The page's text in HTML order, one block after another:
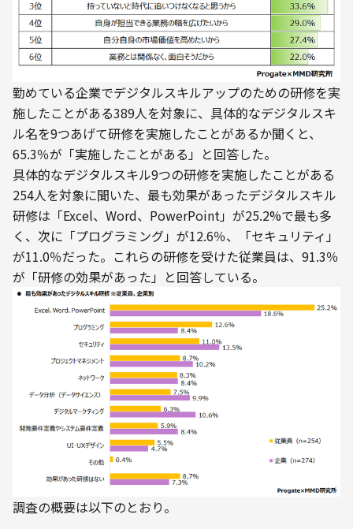
勤めている企業でデジタルスキルアップのための研修を実
施したことがある389人を対象に、具体的なデジタルスキ
ル名を9つあげて研修を実施したことがあるか聞くと、
65.3％が「実施したことがある」と回答した。
具体的なデジタルスキル9つの研修を実施したことがある
254人を対象に聞いた、最も効果があったデジタルスキル
研修は「Excel、Word、PowerPoint」が25.2%で最も多
く、次に「プログラミング」が12.6％、「セキュリティ」
が11.0％だった。これらの研修を受けた従業員は、91.3％
が「研修の効果があった」と回答している。
調査の概要は以下のとおり。